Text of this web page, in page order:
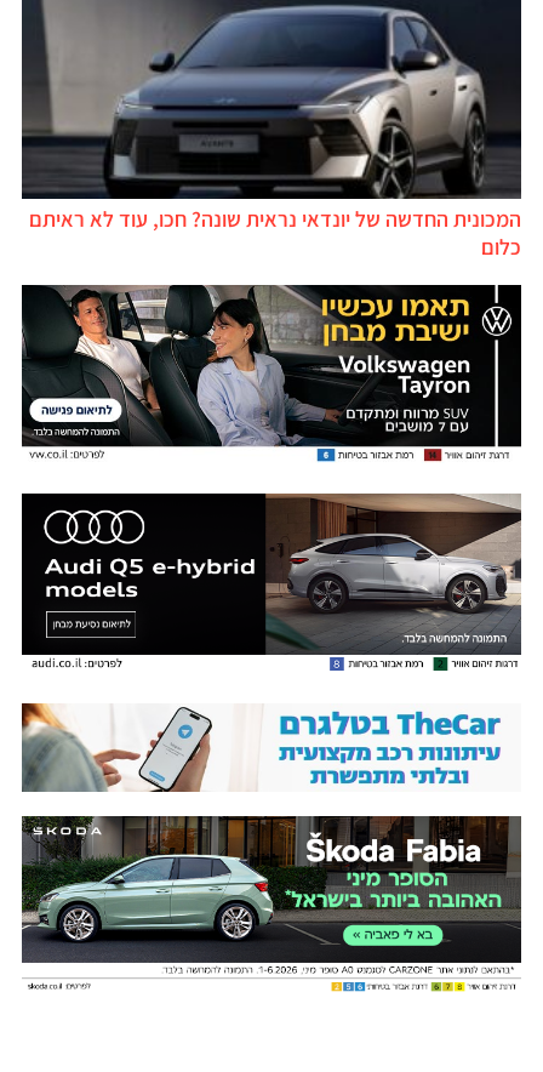
המכונית החדשה של יונדאי נראית שונה? חכו, עוד לא ראיתם
כלום